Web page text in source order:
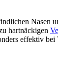
Nasen
hartnäckigen
effektiv